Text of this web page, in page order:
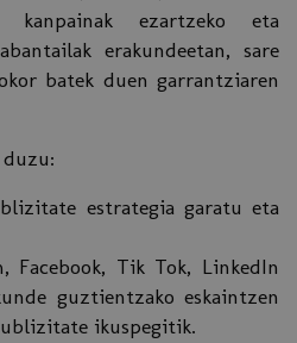
kanpainak ezartzeko eta
erakundeetan, sare
batek duen garrantziaren
estrategia garatu eta
Facebook, Tik Tok, LinkedIn
guztientzako eskaintzen
ikuspegitik.